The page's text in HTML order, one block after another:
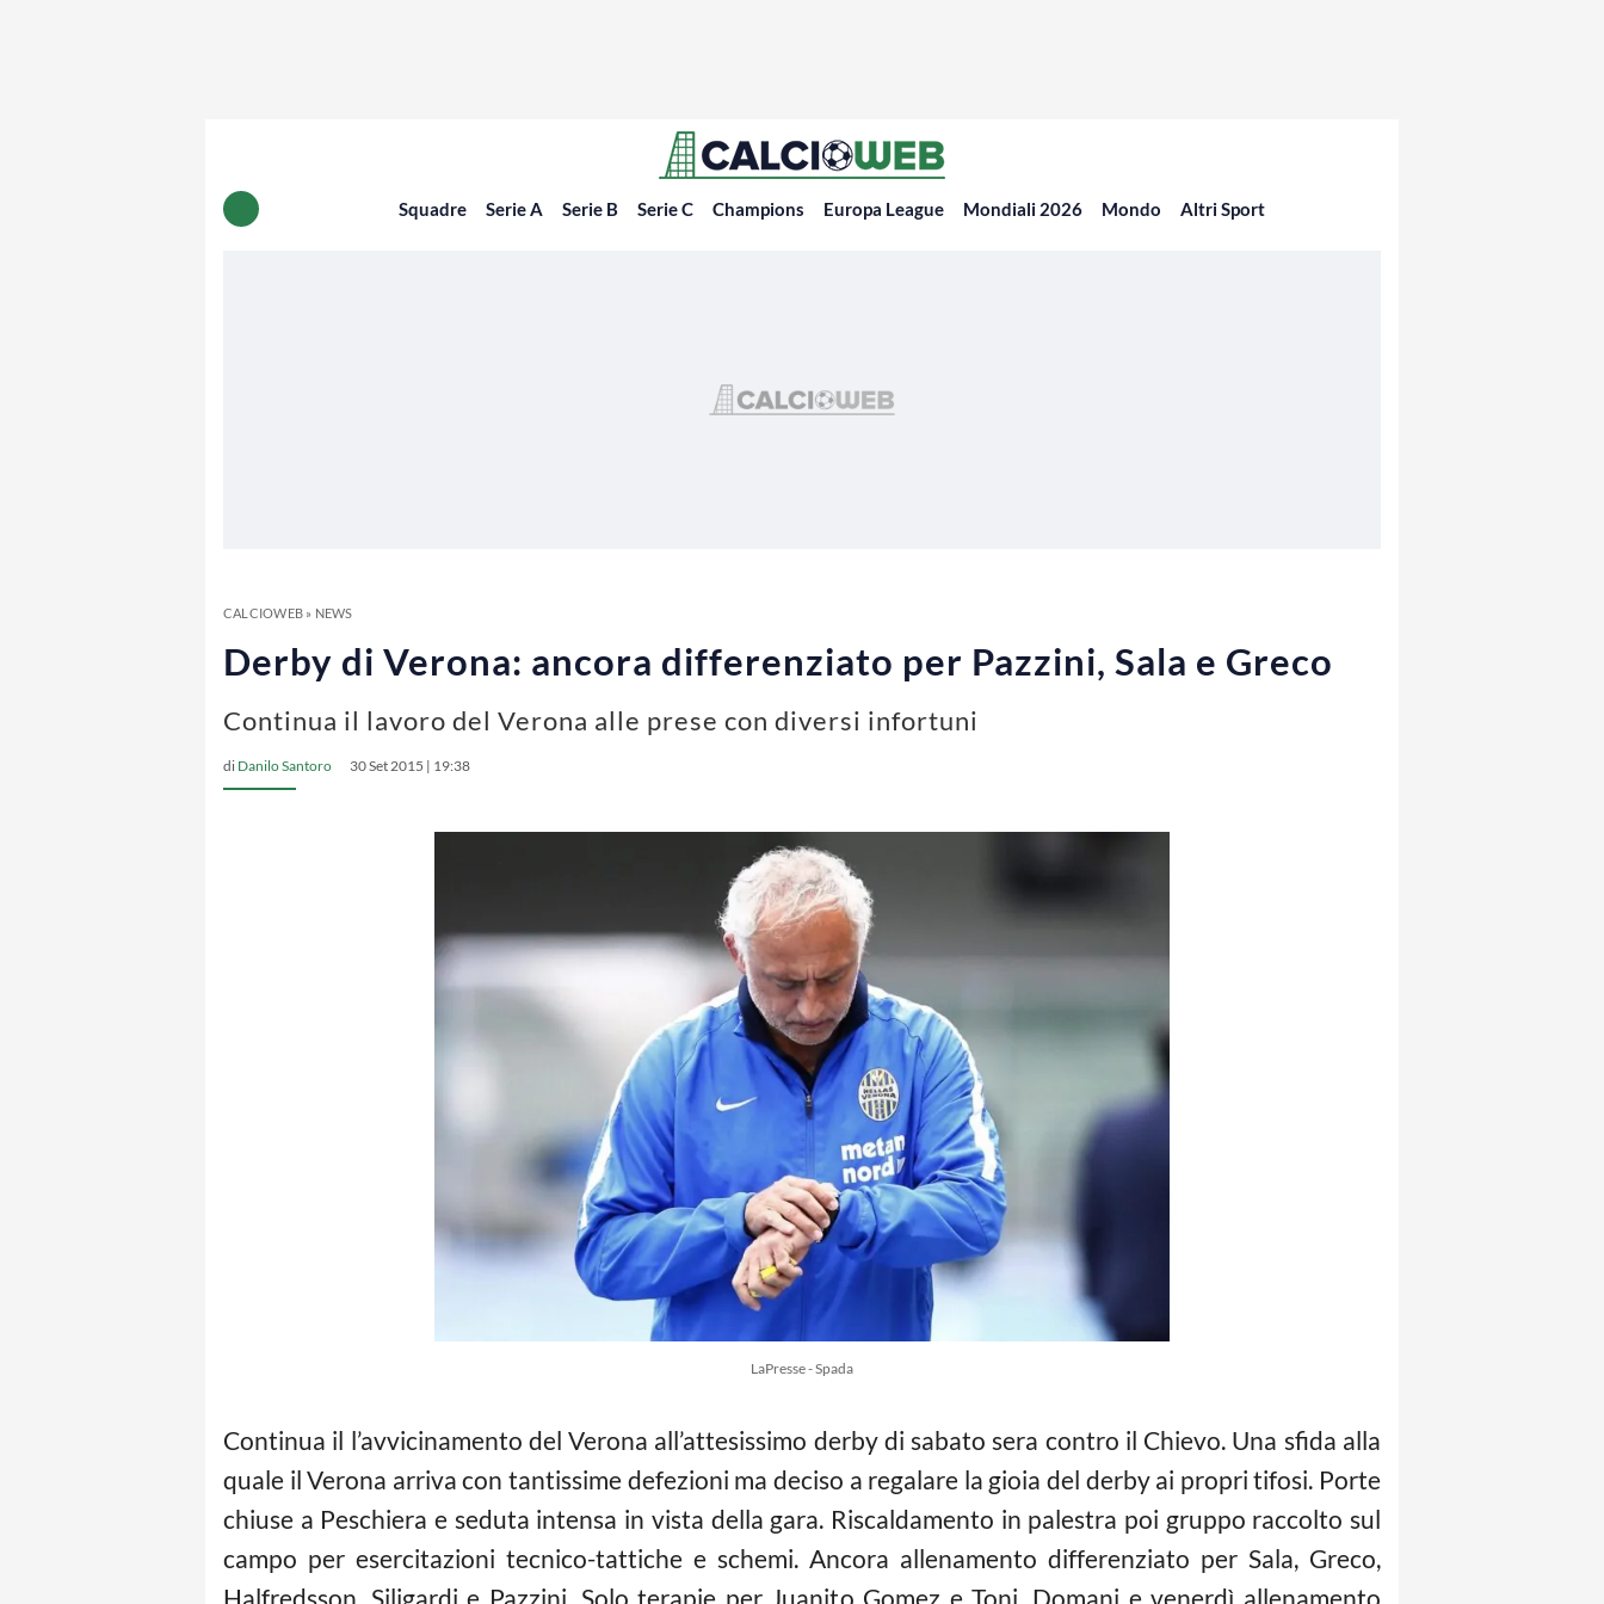
Squadre Serie A Serie B Serie C Champions Europa League Mondiali 2026 Mondo Altri Sport
CALCIOWEB» NEWS
Derby di Verona: ancora differenziato per Pazzini, Sala e Greco
Continua il lavoro del Verona alle prese con diversi infortuni
di Danilo Santoro 30 Set 2015 | 19:38
LaPresse - Spada
Continua il l’avvicinamento del Verona all’attesissimo derby di sabato sera contro il Chievo. Una sfida alla
quale il Verona arriva con tantissime defezioni ma deciso a regalare la gioia del derby ai propri tifosi. Porte
chiuse a Peschiera e seduta intensa in vista della gara. Riscaldamento in palestra poi gruppo raccolto sul
campo per esercitazioni tecnico-tattiche e schemi. Ancora allenamento differenziato per Sala, Greco,
Halfredsson, Siligardi e Pazzini. Solo terapie per Juanito Gomez e Toni. Domani e venerdì allenamento